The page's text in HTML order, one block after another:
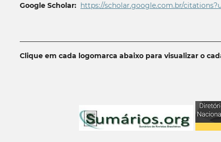
Google Scholar: https://scholar.google.com.br/
Clique em cada logomarca abaixo para visualizar o